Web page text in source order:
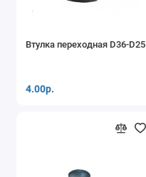
Втулка переходная D36-D25
4.00р.